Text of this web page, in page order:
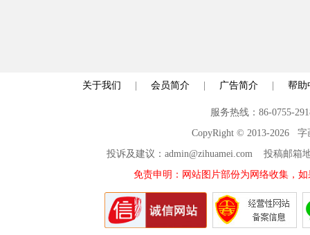
关于我们 会员简介 广告简介 帮助
服务热线：86-0755-
CopyRight © 2013-2026 字
投诉及建议：admin@zihuamei.com 投稿邮
免责申明：网站图片部份为网络收集，